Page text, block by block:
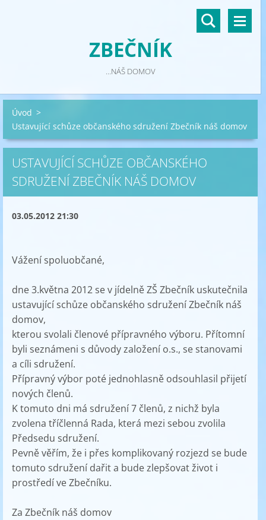
ZBEČNÍK
...NÁŠ DOMOV
Úvod >
Ustavující schůze občanského sdružení Zbečník náš domov
USTAVUJÍCÍ SCHŮZE OBČANSKÉHO
SDRUŽENÍ ZBEČNÍK NÁŠ DOMOV
03.05.2012 21:30
Vážení spoluobčané,
dne 3.května 2012 se v jídelně ZŠ Zbečník uskutečnila
ustavující schůze občanského sdružení Zbečník náš
domov,
kterou svolali členové přípravného výboru. Přítomní
byli seznámeni s důvody založení o.s., se stanovami
a cíli sdružení.
Přípravný výbor poté jednohlasně odsouhlasil přijetí
nových členů.
K tomuto dni má sdružení 7 členů, z nichž byla
zvolena tříčlenná Rada, která mezi sebou zvolila
Předsedu sdružení.
Pevně věřím, že i přes komplikovaný rozjezd se bude
tomuto sdružení dařit a bude zlepšovat život i
prostředí ve Zbečníku.
Za Zbečník náš domov